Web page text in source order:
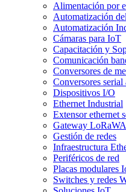
Alimentación por
Automatización
Automatización
Cámaras para IoT
Capacitación y
Comunicación
Conversores de
Conversores serial
Dispositivos I/O
Ethernet Industrial
Extensor ethernet
Gateway
Gestión de redes
Infraestructura
Periféricos de red
Placas modulares
Switches y redes